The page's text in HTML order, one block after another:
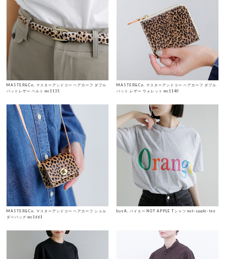
MASTER&Co. マスターアンドコー ヘアカーフ ダブル
バットレザー ベルト mc1135
MASTER&Co. マスターアンドコー ヘアカーフ ダブル
バット レザー ウォレット mc1140
MASTER&Co. マスターアンドコー ヘアカーフ ショル
ダーバッグ mc1661
byeA. バイエー NOT APPLE Tシャツ not-apple-tee